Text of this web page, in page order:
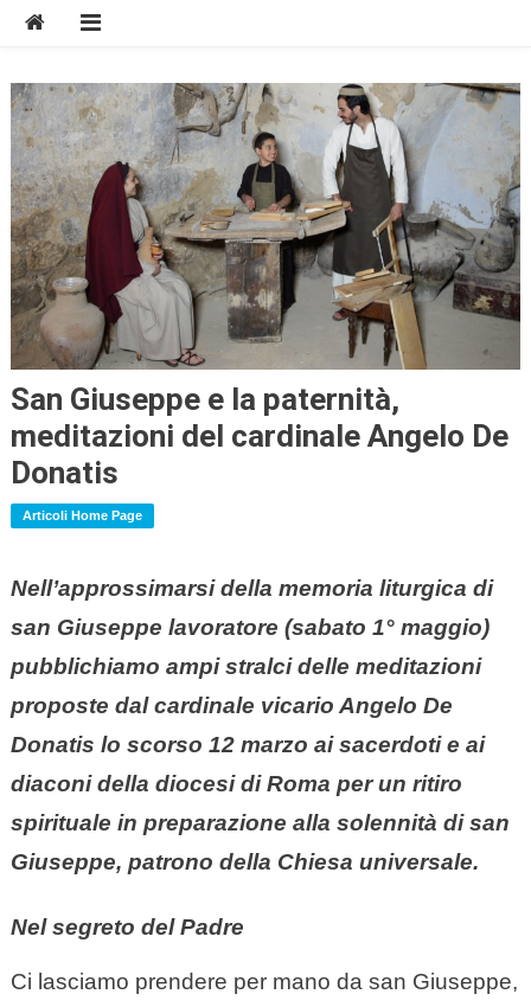
San Giuseppe e la paternità,
meditazioni del cardinale Angelo De
Donatis
Articoli Home Page
Nell’approssimarsi della memoria liturgica di
san Giuseppe lavoratore (sabato 1° maggio)
pubblichiamo ampi stralci delle meditazioni
proposte dal cardinale vicario Angelo De
Donatis lo scorso 12 marzo ai sacerdoti e ai
diaconi della diocesi di Roma per un ritiro
spirituale in preparazione alla solennità di san
Giuseppe, patrono della Chiesa universale.
Nel segreto del Padre
Ci lasciamo prendere per mano da san Giuseppe,